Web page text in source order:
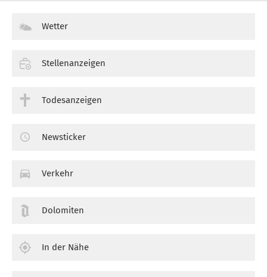
Wetter
Stellenanzeigen
Todesanzeigen
Newsticker
Verkehr
Dolomiten
In der Nähe